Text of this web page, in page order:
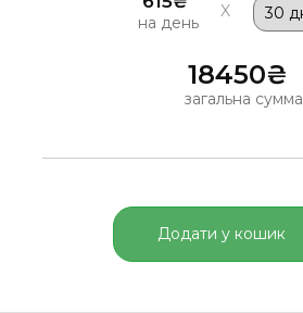
на день
18450₴
загальна сумма
Додати у кошик